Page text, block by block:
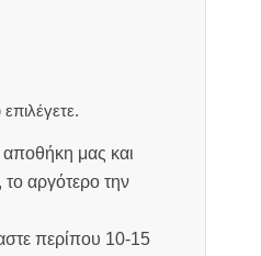
μας και
το αργότερο την
περίπου 10-15